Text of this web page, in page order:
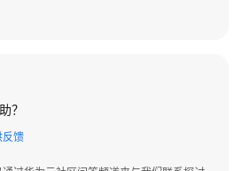
？
反馈